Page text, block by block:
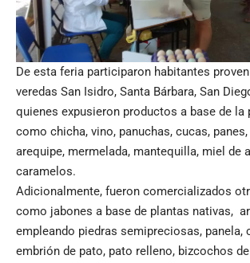
De esta feria participaron habitantes
veredas San Isidro, Santa Bárbara, San
quienes expusieron productos a base de la
como chicha, vino, panuchas, cucas,
arequipe, mermelada, mantequilla, miel de
caramelos.
Adicionalmente, fueron comercializados
como jabones a base de plantas nativas,
empleando piedras semipreciosas, panela,
embrión de pato, pato relleno, bizcochos